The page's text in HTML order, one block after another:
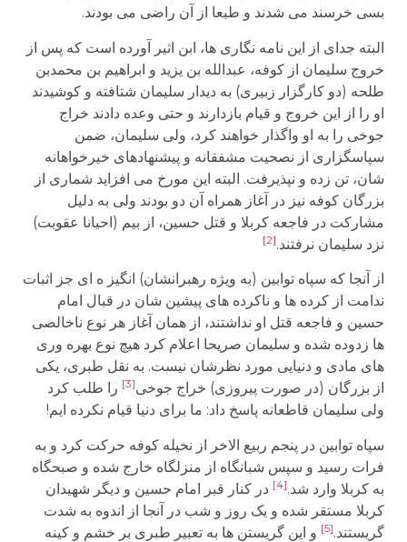
بسی خرسند می شدند و طبعا از آن راضی می بودند.
البته جدای از این نامه نگاری ها، ابن اثیر آورده است که پس از
خروج سلیمان از کوفه، عبدالله بن یزید و ابراهیم بن محمدبن
طلحه (دو کارگزار زبیری) به دیدار سلیمان شتافته و کوشیدند
او را از این خروج و قیام بازدارند و حتی وعده دادند خراج
جوخی را به او واگذار خواهند کرد، ولی سلیمان، ضمن
سپاسگزاری از نصحیت مشفقانه و پیشنهادهای خیرخواهانه
شان، تن زده و نپذیرفت. البته این مورخ می افزاید شماری از
بزرگان کوفه نیز در آغاز همراه آن دو بودند ولی به دلیل
مشارکت در فاجعه کربلا و قتل حسین، از بیم (احیانا عقوبت)
نزد سلیمان نرفتند.[2]
از آنجا که سپاه توابین (به ویژه رهبرانشان) انگیز ه ای جز اثبات
ندامت از کرده ها و ناکرده های پیشین شان در قبال امام
حسین و فاجعه قتل او نداشتند، از همان آغاز هر نوع ناخالصی
ها زدوده شده و سلیمان صریحا اعلام کرد هیچ نوع بهره وری
های مادی و دنیایی مورد نظرشان نیست. به نقل طبری، یکی
از بزرگان (در صورت پیروزی) خراج جوخی[3]
را طلب کرد
ولی سلیمان قاطعانه پاسخ داد: ما برای دنیا قیام نکرده ایم!
سپاه توابین در پنجم ربیع الاخر از نخیله کوفه حرکت کرد و به
فرات رسید و سپس شبانگاه از منزلگاه خارج شده و صبحگاه
به کربلا وارد شد.[4]
در کنار قبر امام حسین و دیگر شهیدان
کربلا مستقر شده و یک روز و شب در آنجا از اندوه به شدت
گریستند.[5]
و این گریستن ها به تعبیر طبری بر خشم و کینه